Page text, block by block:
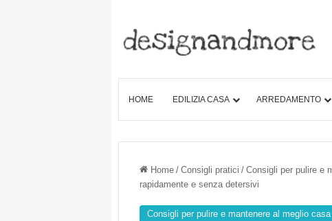
HOME EDILIZIA CASA ARREDAMENTO
Home / Consigli pratici / Consigli per pulire e
rapidamente e senza detersivi
Consigli per pulire e mantenere al meglio casa